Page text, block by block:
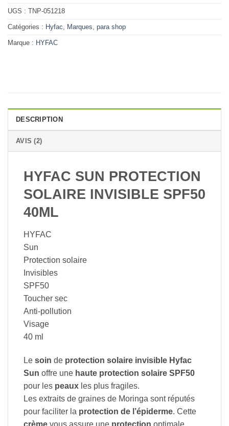
UGS : TNP-051218
Catégories : Hyfac Marques para shop
Marque : HYFAC
DESCRIPTION
AVIS (2)
HYFAC SUN PROTECTION
SOLAIRE INVISIBLE SPF50
40ML
HYFAC
Sun
Protection solaire
Invisibles
SPF50
Toucher sec
Anti-pollution
Visage
40 ml
Le soin de protection solaire invisible Hyfac
Sun offre une haute protection solaire SPF50
pour les peaux les plus fragiles.
Les extraits de graines de Moringa sont réputés
pour faciliter la protection de l’épiderme. Cette
crème vous assure une protection optimale